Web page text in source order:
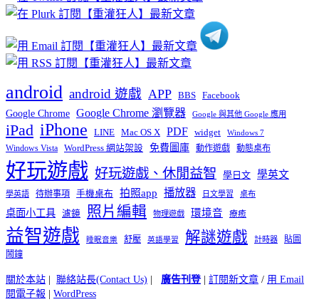
類
android android 遊戲 APP BBS Facebook
Google Chrome Google Chrome 瀏覽器 Google 與其他 Google 應用
iPad iPhone LINE Mac OS X PDF widget Windows 7
Windows Vista WordPress 網站架設 免費圖庫 動作遊戲 動態桌布
好玩遊戲 好玩遊戲、休閒益智 學日文 學英文
學英語 待辦事項 手機桌布 拍照app 播放器 日文學習 桌布
桌面小工具 濾鏡 照片編輯 物理遊戲 環境音 療癒
益智遊戲 睡眠音樂 舒壓 英語學習 解謎遊戲 計時器
貼圖
鬧鐘
關於本站 | 聯絡站長(Contact Us) | 廣告刊登| 訂閱新文章 / 用 Email
閱電子報 | WordPress